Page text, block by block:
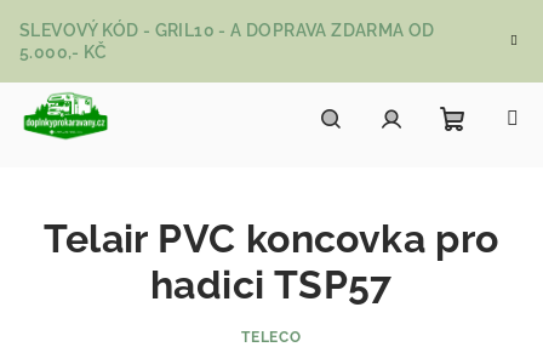
SLEVOVÝ KÓD - GRIL10 - A DOPRAVA ZDARMA OD
5.000,- KČ
Telair PVC koncovka pro
hadici TSP57
TELECO